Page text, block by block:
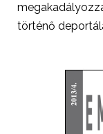
történő